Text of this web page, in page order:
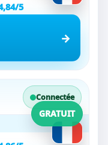
5
Connectée
GRATUIT